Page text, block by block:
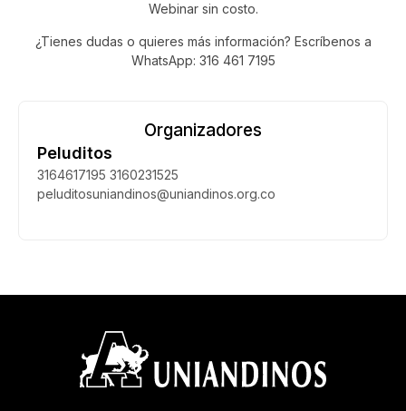
Webinar sin costo.
¿Tienes dudas o quieres más información? Escríbenos a
WhatsApp: 316 461 7195
Organizadores
Peluditos
3164617195 3160231525
peluditosuniandinos@uniandinos.org.co